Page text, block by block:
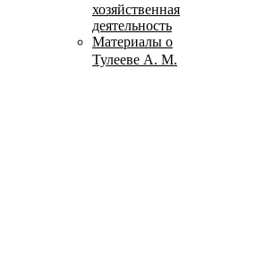
хозяйственная
деятельность
Материалы о
Тулееве А. М.